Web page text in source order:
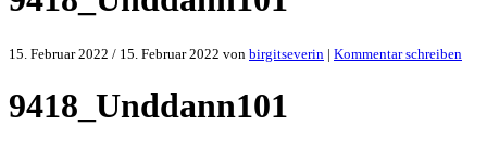
15. Februar 2022 / 15. Februar 2022 von birgitseverin | Kommentar schreiben
9418_Unddann101